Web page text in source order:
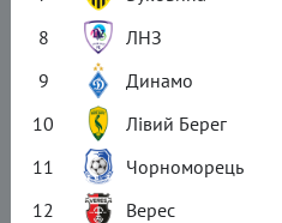
8
ЛНЗ
9
Динамо
10
Лівий Берег
11
Чорноморець
12
Верес